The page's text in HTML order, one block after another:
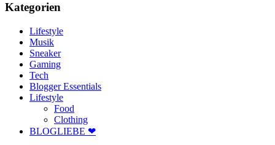
Kategorien
Lifestyle
Musik
Sneaker
Gaming
Tech
Blogger Essentials
Lifestyle
Food
Clothing
BLOGLIEBE ❤